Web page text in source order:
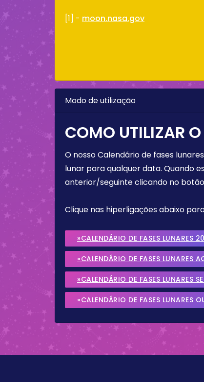
[1] - moon.nasa.gov
Modo de utilização
COMO UTILIZAR
O nosso Calendário de fases
lunar para qualquer data. Quando
anterior/seguinte clicando no
Clique nas hiperligações abaixo
»CALENDÁRIO DE FASES LUNARES
»CALENDÁRIO DE FASES LUNARES
»CALENDÁRIO DE FASES LUNARES
»CALENDÁRIO DE FASES LUNARES